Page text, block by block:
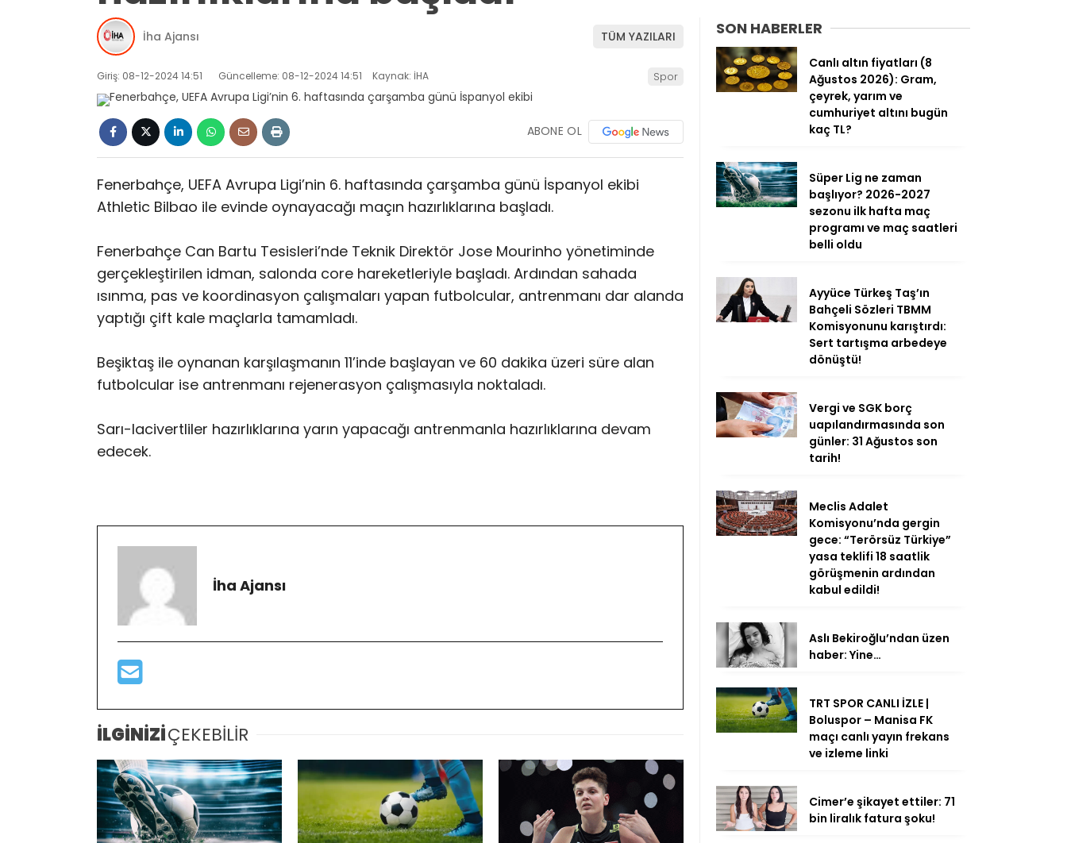
İha Ajansı TÜM YAZILARI
Giriş: 08-12-2024 14:51 Güncelleme: 08-12-2024 14:51 Kaynak: İHA Spor
ABONE OL
Fenerbahçe, UEFA Avrupa Ligi’nin 6. haftasında çarşamba günü İspanyol ekibi
Athletic Bilbao ile evinde oynayacağı maçın hazırlıklarına başladı.
Fenerbahçe Can Bartu Tesisleri’nde Teknik Direktör Jose Mourinho yönetiminde
gerçekleştirilen idman, salonda core hareketleriyle başladı. Ardından sahada
ısınma, pas ve koordinasyon çalışmaları yapan futbolcular, antrenmanı dar alanda
yaptığı çift kale maçlarla tamamladı.
Beşiktaş ile oynanan karşılaşmanın 11’inde başlayan ve 60 dakika üzeri süre alan
futbolcular ise antrenmanı rejenerasyon çalışmasıyla noktaladı.
Sarı-lacivertliler hazırlıklarına yarın yapacağı antrenmanla hazırlıklarına devam
edecek.
İha Ajansı
İLGİNİZİÇEKEBİLİR
SON HABERLER
Canlı altın fiyatları (8
Ağustos 2026): Gram,
çeyrek, yarım ve
cumhuriyet altını bugün
kaç TL?
Süper Lig ne zaman
başlıyor? 2026-2027
sezonu ilk hafta maç
programı ve maç saatleri
belli oldu
Ayyüce Türkeş Taş’ın
Bahçeli Sözleri TBMM
Komisyonunu karıştırdı:
Sert tartışma arbedeye
dönüştü!
Vergi ve SGK borç
uapılandırmasında son
günler: 31 Ağustos son
tarih!
Meclis Adalet
Komisyonu’nda gergin
gece: “Terörsüz Türkiye”
yasa teklifi 18 saatlik
görüşmenin ardından
kabul edildi!
Aslı Bekiroğlu’ndan üzen
haber: Yine…
TRT SPOR CANLI İZLE |
Boluspor – Manisa FK
maçı canlı yayın frekans
ve izleme linki
Cimer’e şikayet ettiler: 71
bin liralık fatura şoku!